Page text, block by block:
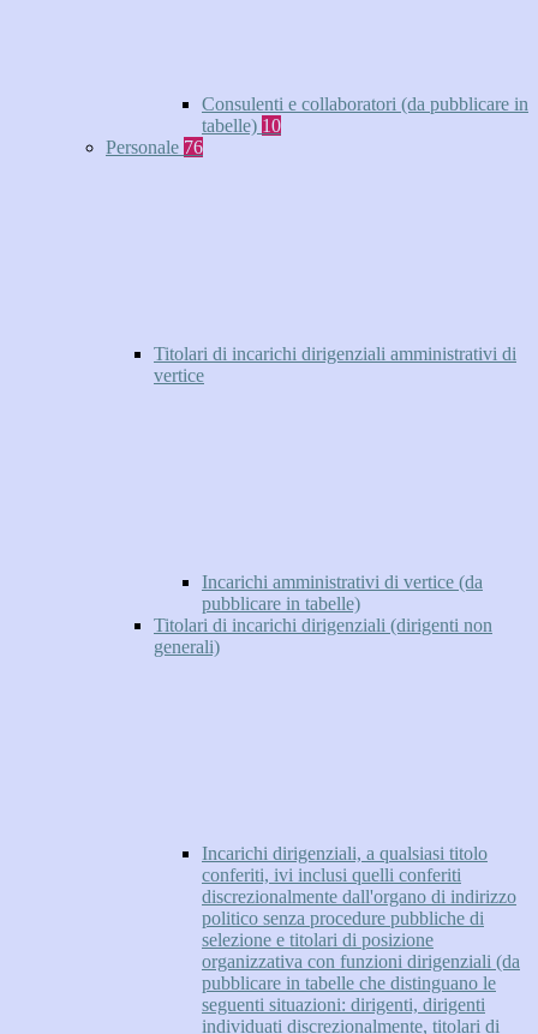
Consulenti e collaboratori (da pubblicare in
tabelle) 10
Personale 76
Titolari di incarichi dirigenziali amministrativi di
vertice
Incarichi amministrativi di vertice (da
pubblicare in tabelle)
Titolari di incarichi dirigenziali (dirigenti non
generali)
Incarichi dirigenziali, a qualsiasi titolo
conferiti, ivi inclusi quelli conferiti
discrezionalmente dall'organo di indirizzo
politico senza procedure pubbliche di
selezione e titolari di posizione
organizzativa con funzioni dirigenziali (da
pubblicare in tabelle che distinguano le
seguenti situazioni: dirigenti, dirigenti
individuati discrezionalmente, titolari di